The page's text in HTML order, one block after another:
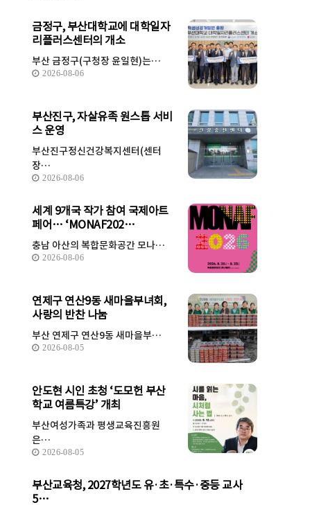
금정구, 부산대학교에 대학일자
리플러스센터의 개소
부산 금정구(구청장 윤일현)는…
2026-08-06
부산진구, 자살유족 원스톱 서비
스 운영
부산진구정신건강복지센터(센터
장…
2026-08-06
세계 9개국 작가 참여 국제아트
페어… ‘MONAF202…
충남 아산의 복합문화공간 모나…
2026-08-06
연제구 연산9동 새마을부녀회,
사랑의 반찬 나눔
부산 연제구 연산9동 새마을부…
2026-08-05
안도현 시인 초청 ‘도모헌 부산
학교 여름특강’ 개최
부산여성가족과 평생교육진흥원
은…
2026-08-05
부산교육청, 2027학년도 유·초·특수·중등 교사
5…